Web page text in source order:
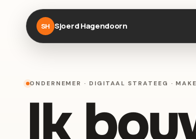
SH Sjoerd Hagendoorn
ONDERNEMER · DIGITAAL STRATEEG ·
Ik